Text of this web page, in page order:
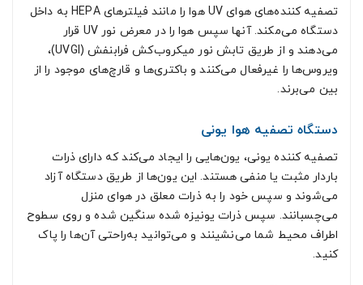
تصفیه‌ کننده‌های هوای UV هوا را مانند فیلترهای HEPA به داخل
دستگاه می‌مکند. آنها سپس هوا را در معرض نور UV قرار
می‌دهند و از طریق تابش نور میکروب‌کش فرابنفش (UVGI)،
ویروس‌ها را غیرفعال می‌کنند و باکتری‌ها و قارچ‌های موجود را از
بین می‌برند.
دستگاه تصفیه ‌هوا یونی
تصفیه ‌کننده یونی، یون‌هایی را ایجاد می‌کند که دارای ذرات
باردار مثبت یا منفی هستند. این یون‌ها از طریق دستگاه آزاد
می‌شوند و سپس خود را به ذرات معلق در هوای منزل
می‌چسبانند. سپس ذرات یونیزه شده سنگین شده و روی سطوح
اطراف محیط شما می‌نشینند و می‌توانید به‌راحتی آن‌ها را پاک‌
کنید.